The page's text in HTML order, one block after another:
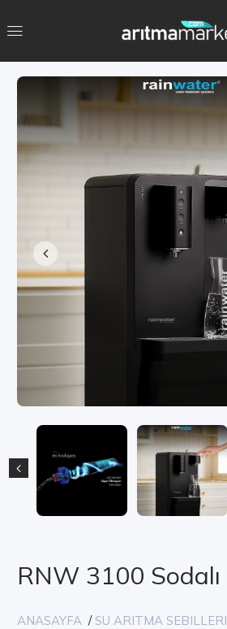
RNW 3100 Sodalı
ANASAYFA / SU ARITMA SEBILLERI